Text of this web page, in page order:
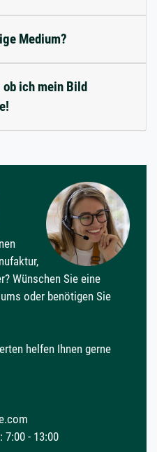
Medium?
ich mein Bild
Wünschen Sie eine
oder benötigen Sie
helfen Ihnen gerne
7:00 - 13:00